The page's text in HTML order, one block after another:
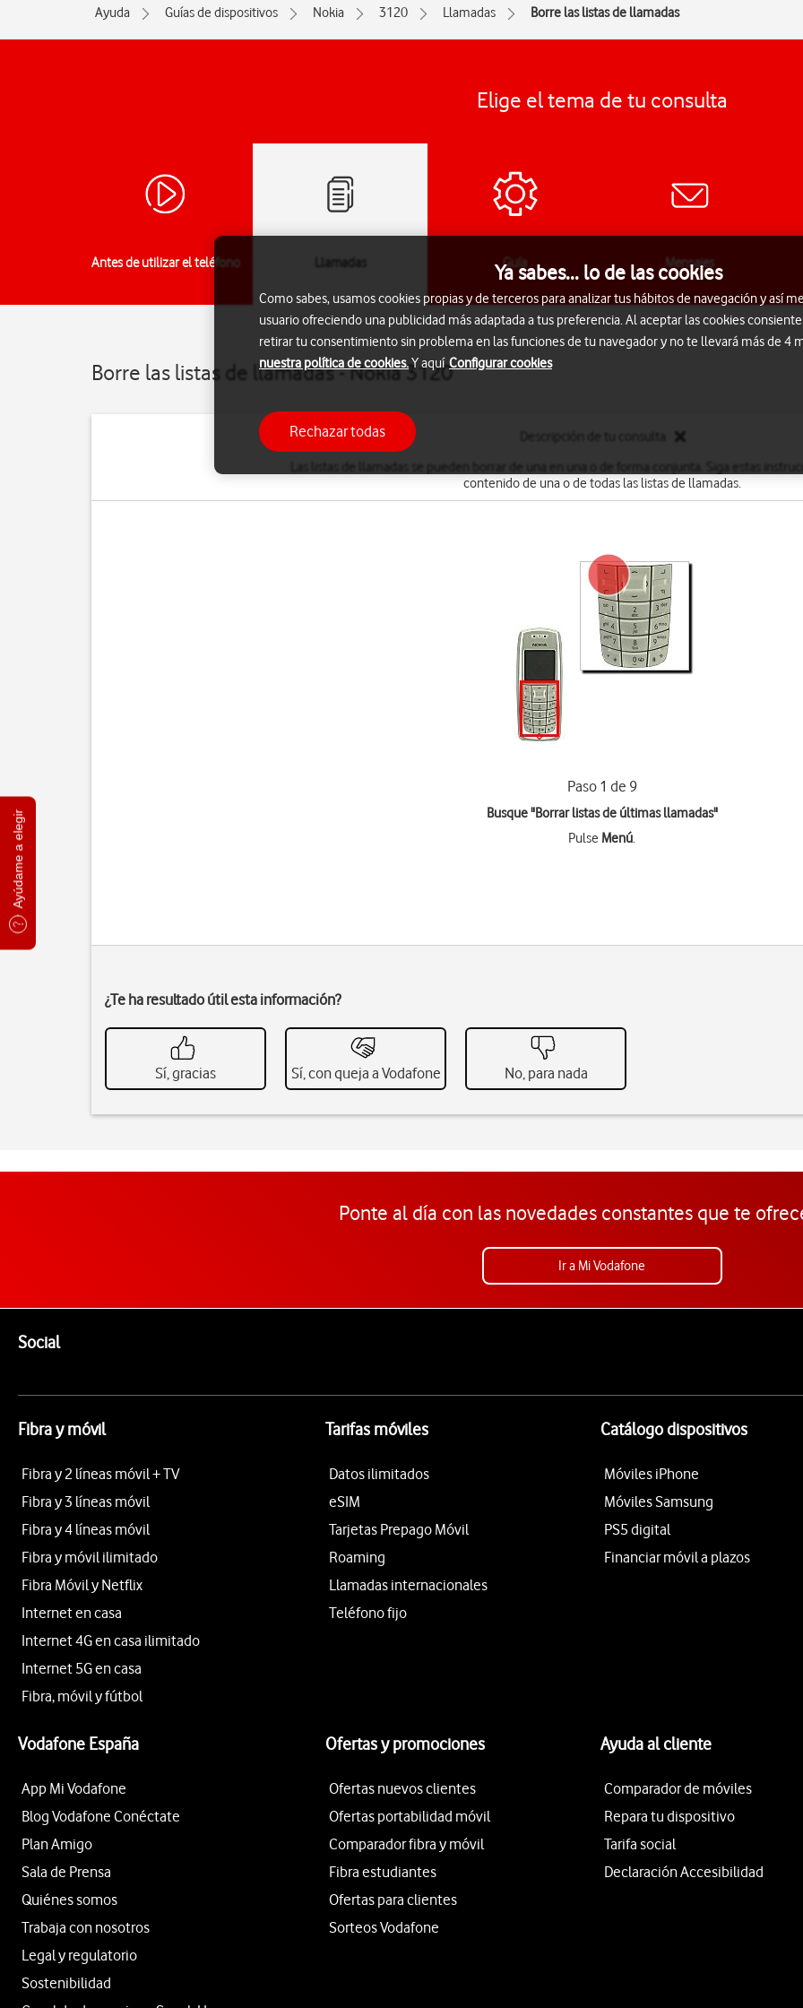
Ayúdame a elegir
Ayuda Guías de dispositivos Nokia 3120 Llamadas Borre las listas de llamadas
Elige el tema de tu consulta
Antes de utilizar el teléfono Llamadas Guía Mensajes
Borre las listas de llamadas - Nokia 3120
contenido de una o de todas las listas de llamadas.
Paso 1 de 9
Busque "Borrar listas de últimas llamadas"
Pulse Menú.
¿Te ha resultado útil esta información?
Sí, gracias Sí, con queja a Vodafone No, para nada
Ponte al día con las novedades constantes que te
Ir a Mi Vodafone
SocialEnlaces a las redes sociales de Vodafone
Fibra y móvil
Fibra y 2 líneas móvil + TV
Fibra y 3 líneas móvil
Fibra y 4 líneas móvil
Fibra y móvil ilimitado
Fibra Móvil y Netflix
Internet en casa
Internet 4G en casa ilimitado
Internet 5G en casa
Fibra, móvil y fútbol
Tarifas móviles
Datos ilimitados
eSIM
Tarjetas Prepago Móvil
Roaming
Llamadas internacionales
Teléfono fijo
Catálogo dispositivos
Móviles iPhone
Móviles Samsung
PS5 digital
Financiar móvil a plazos
Vodafone España
App Mi Vodafone
Blog Vodafone Conéctate
Plan Amigo
Sala de Prensa
Quiénes somos
Trabaja con nosotros
Legal y regulatorio
Sostenibilidad
Ofertas y promociones
Ofertas nuevos clientes
Ofertas portabilidad móvil
Comparador fibra y móvil
Fibra estudiantes
Ofertas para clientes
Sorteos Vodafone
Ayuda al cliente
Comparador de móviles
Repara tu dispositivo
Tarifa social
Declaración Accesibilidad
Ya sabes... lo de las cookies
Como sabes, usamos cookies propias y de terceros para analizar tus hábitos de navegación y así
usuario ofreciendo una publicidad más adaptada a tus preferencia. Al aceptar las cookies
retirar tu consentimiento sin problema en las funciones de tu navegador y no te llevará más de 4
nuestra política de cookies.Y aquíConfigurar cookies
Rechazar todas